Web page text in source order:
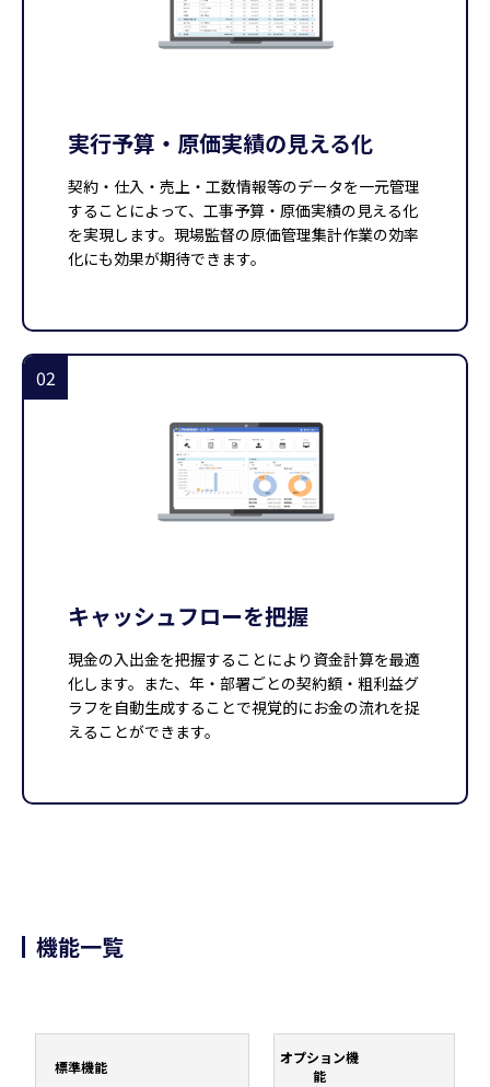
実行予算・原価実績の見える化
契約・仕入・売上・工数情報等のデータを一元管理
することによって、工事予算・原価実績の見える化
を実現します。現場監督の原価管理集計作業の効率
化にも効果が期待できます。
02
キャッシュフローを把握
現金の入出金を把握することにより資金計算を最適
化します。また、年・部署ごとの契約額・粗利益グ
ラフを自動生成することで視覚的にお金の流れを捉
えることができます。
機能一覧
標準機能
オプション機
能